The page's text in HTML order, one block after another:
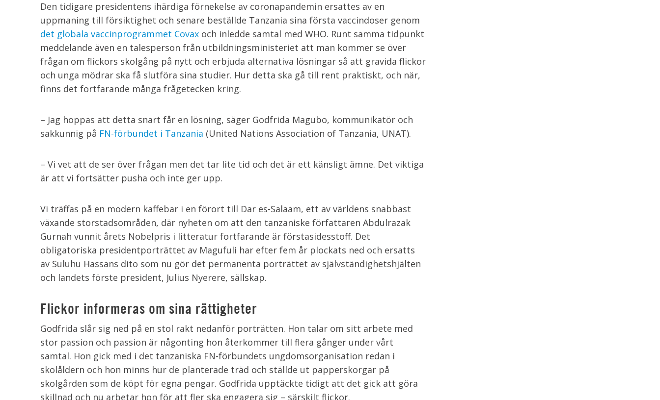
Den tidigare presidentens ihärdiga förnekelse av coronapandemin ersattes av en
uppmaning till försiktighet och senare beställde Tanzania sina första vaccindoser genom
det globala vaccinprogrammet Covax och inledde samtal med WHO. Runt samma tidpunkt
meddelande även en talesperson från utbildningsministeriet att man kommer se över
frågan om flickors skolgång på nytt och erbjuda alternativa lösningar så att gravida flickor
och unga mödrar ska få slutföra sina studier. Hur detta ska gå till rent praktiskt, och när,
finns det fortfarande många frågetecken kring.
– Jag hoppas att detta snart får en lösning, säger Godfrida Magubo, kommunikatör och
sakkunnig på FN-förbundet i Tanzania (United Nations Association of Tanzania, UNAT).
– Vi vet att de ser över frågan men det tar lite tid och det är ett känsligt ämne. Det viktiga
är att vi fortsätter pusha och inte ger upp.
Vi träffas på en modern kaffebar i en förort till Dar es-Salaam, ett av världens snabbast
växande storstadsområden, där nyheten om att den tanzaniske författaren Abdulrazak
Gurnah vunnit årets Nobelpris i litteratur fortfarande är förstasidesstoff. Det
obligatoriska presidentporträttet av Magufuli har efter fem år plockats ned och ersatts
av Suluhu Hassans dito som nu gör det permanenta porträttet av självständighetshjälten
och landets förste president, Julius Nyerere, sällskap.
Flickor informeras om sina rättigheter
Godfrida slår sig ned på en stol rakt nedanför porträtten. Hon talar om sitt arbete med
stor passion och passion är någonting hon återkommer till flera gånger under vårt
samtal. Hon gick med i det tanzaniska FN-förbundets ungdomsorganisation redan i
skolåldern och hon minns hur de planterade träd och ställde ut papperskorgar på
skolgården som de köpt för egna pengar. Godfrida upptäckte tidigt att det gick att göra
skillnad och nu arbetar hon för att fler ska engagera sig – särskilt flickor.